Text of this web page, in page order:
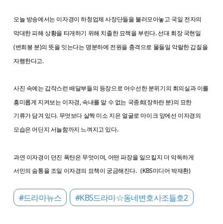
오늘 방송에서는 이자경이 하청업체 사장단들을 불러모아놓고 국일 전자의
막대한 피해 상황을 타개하기 위해 치졸한 묘책을 부린다. 선대 회장 국현일
(변희봉 분)의 뜻을 잇는다는 명분하에 전원을 충격으로 물들일 악랄한 갑질을
자행한다고.
사진 속에는 갑작스런 배달부들의 등장으로 어수선한 분위기의 회의실과 이를
흥미롭게 지켜보는 이자경, 속내를 알 수 없는 국종희(장하란 분)의 묘한
기류가 담겨 있다. 무엇보다 살짝 미소 지은 얼굴로 마이크 앞에선 이자경의
모습은 어딘지 서늘함까지 느껴지고 있다.
과연 이자경이 던진 폭탄은 무엇이며, 어떤 파장을 일으킬지 더 악독하게
서민의 숨통을 조일 이자경의 묘책이 궁금해진다. (KBS미디어 박재환)
#드라마뉴스 #KBS드라마☆동네변호사조들호2